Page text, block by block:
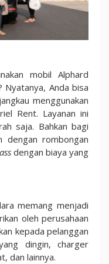
mobil Alphard
Nyatanya, Anda bisa
menggunakan
Rent. Layanan ini
saja. Bahkan bagi
dengan rombongan
dengan biaya yang
memang menjadi
oleh perusahaan
kepada pelanggan
dingin, charger
dan lainnya.